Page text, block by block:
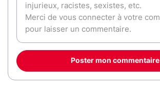
Poster mon commentaire